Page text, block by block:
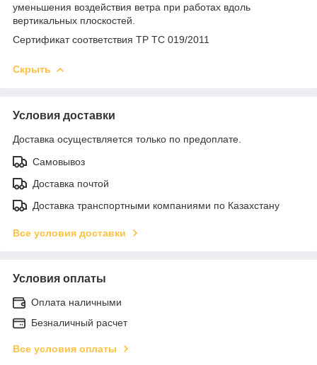
уменьшения воздействия ветра при работах вдоль
вертикальных плоскостей.
Сертификат соответствия ТР ТС 019/2011
Скрыть
Условия доставки
Доставка осуществляется только по предоплате.
Самовывоз
Доставка почтой
Доставка транспортными компаниями по Казахстану
Все условия доставки
Условия оплаты
Оплата наличными
Безналичный расчет
Все условия оплаты